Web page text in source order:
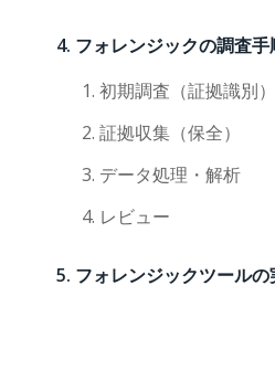
フォレンジックの調査手
初期調査（証拠識別）
証拠収集（保全）
データ処理・解析
レビュー
フォレンジックツール